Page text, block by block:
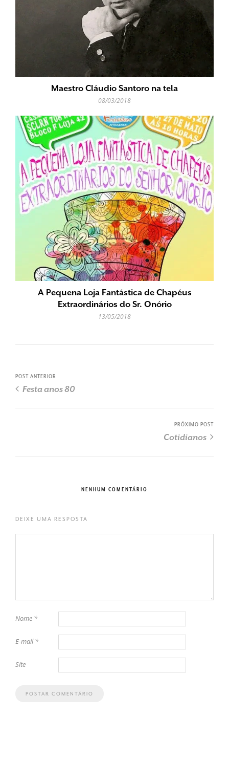
Maestro Cláudio Santoro na tela
08/03/2018
A Pequena Loja Fantástica de Chapéus
Extraordinários do Sr. Onório
13/05/2018
POST ANTERIOR
Festa anos 80
PRÓXIMO POST
Cotidianos
NENHUM COMENTÁRIO
DEIXE UMA RESPOSTA
Nome *
E-mail*
Site